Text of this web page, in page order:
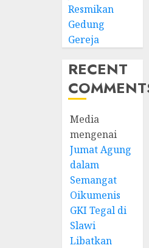
Resmikan
Gedung
Gereja
RECENT
Media
mengenai
Jumat Agung
dalam
Semangat
Oikumenis
GKI Tegal di
Slawi
Libatkan